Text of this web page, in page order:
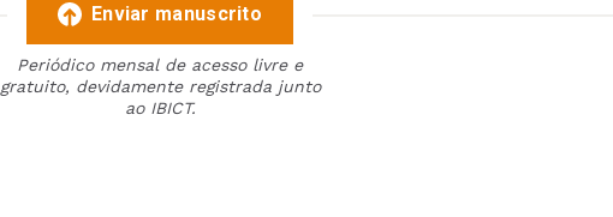
Enviar manuscrito
Periódico mensal de acesso livre e
gratuito, devidamente registrada junto
ao IBICT.